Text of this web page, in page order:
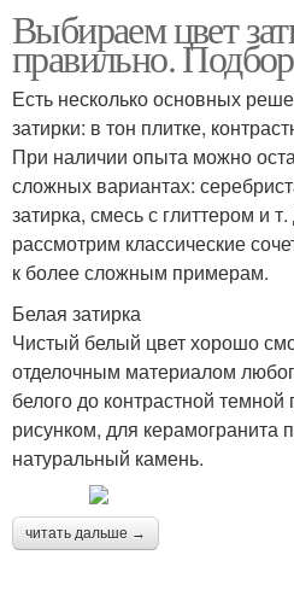
Выбираем цвет
правильно.
Есть несколько основных
затирки: в тон плитке,
При наличии опыта можно
сложных вариантах:
затирка, смесь с глиттером и
рассмотрим классические
к более сложным примерам.
Белая затирка
Чистый белый цвет хорошо
отделочным материалом
белого до контрастной
рисунком, для керамогранита
натуральный камень.
читать дальше →